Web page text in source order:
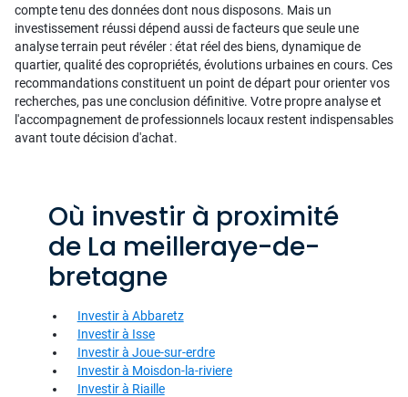
compte tenu des données dont nous disposons. Mais un
investissement réussi dépend aussi de facteurs que seule une
analyse terrain peut révéler : état réel des biens, dynamique de
quartier, qualité des copropriétés, évolutions urbaines en cours. Ces
recommandations constituent un point de départ pour orienter vos
recherches, pas une conclusion définitive. Votre propre analyse et
l'accompagnement de professionnels locaux restent indispensables
avant toute décision d'achat.
Où investir à proximité
de La meilleraye-de-
bretagne
Investir à Abbaretz
Investir à Isse
Investir à Joue-sur-erdre
Investir à Moisdon-la-riviere
Investir à Riaille